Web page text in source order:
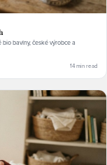
bavlny, české výrobce a
14 min read